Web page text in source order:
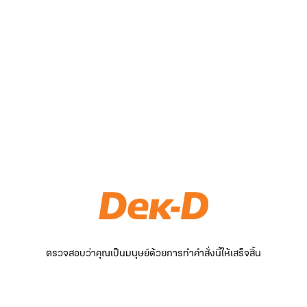
ตรวจสอบว่าคุณเป็นมนุษย์ด้วยการทำคำสั่งนี้ให้เสร็จสิ้น